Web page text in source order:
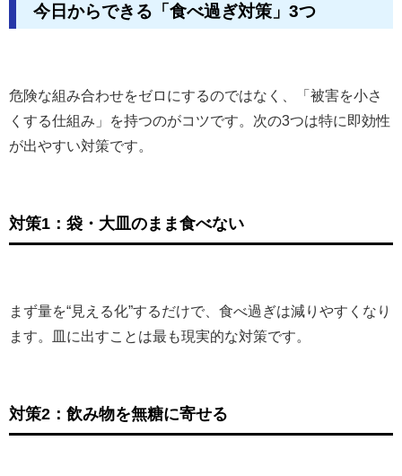
今日からできる「食べ過ぎ対策」3つ
危険な組み合わせをゼロにするのではなく、「被害を小さ
くする仕組み」を持つのがコツです。次の3つは特に即効性
が出やすい対策です。
対策1：袋・大皿のまま食べない
まず量を“見える化”するだけで、食べ過ぎは減りやすくなり
ます。皿に出すことは最も現実的な対策です。
対策2：飲み物を無糖に寄せる